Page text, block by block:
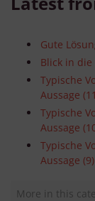
Gute
Blick in
Typische
Aussage
Typische
Aussage
Typische
Aussage (9)
More in this